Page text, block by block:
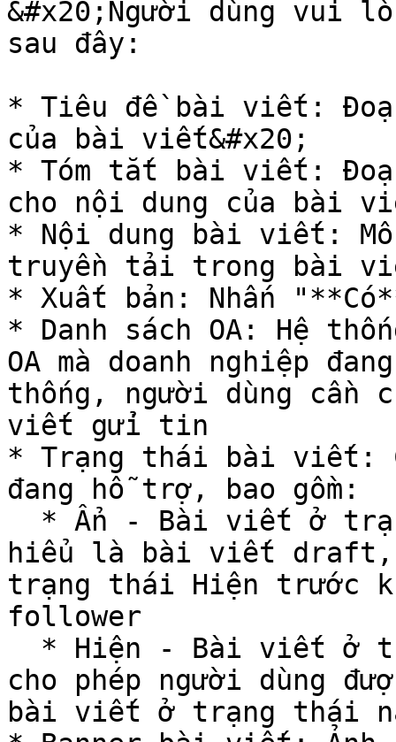
&#x20;Người dùng vui
sau đây:
* Tiêu đề bài viết:
của bài viết&#x20;
* Tóm tắt bài viết:
cho nội dung của bài
* Nội dung bài viết:
truyền tải trong bài
* Xuất bản: Nhấn
* Danh sách OA: Hệ
OA mà doanh nghiệp
thống, người dùng cần
viết gửi tin
* Trạng thái bài viết:
đang hỗ trợ, bao gồm:
hiểu là bài viết draft,
trạng thái Hiện trước
follower
cho phép người dùng
bài viết ở trạng thái